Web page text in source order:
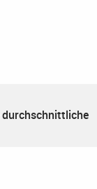
durchschnittliche